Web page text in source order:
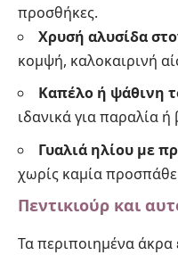
προσθήκες.
Χρυσή αλυσίδα
κομψή, καλοκαιρινή
Καπέλο ή ψάθινη
ιδανικά για παραλία ή
Γυαλιά ηλίου με
χωρίς καμία
Πεντικιούρ και
Τα περιποιημένα άκρα